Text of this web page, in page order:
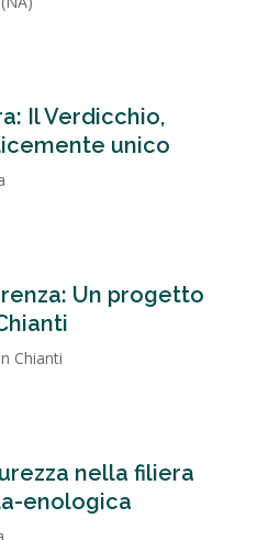
Il Verdicchio,
unico
Un progetto
Chianti
nella filiera
enologica